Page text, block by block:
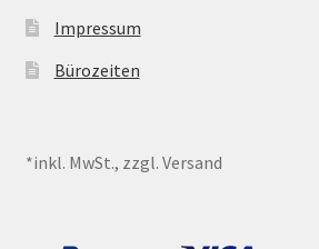
Impressum
Bürozeiten
*inkl. MwSt., zzgl. Versand